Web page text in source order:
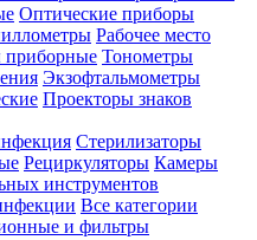
Оптические приборы
Рабочее место
приборные Тонометры
Экзофтальмометры
Проекторы знаков
Стерилизаторы
Рециркуляторы Камеры
инструментов
Все категории
и фильтры